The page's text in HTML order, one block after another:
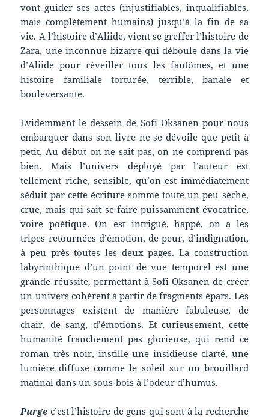
vont guider ses actes (injustifiables, inqualifiables,
mais complètement humains) jusqu’à la fin de sa
vie. A l’histoire d’Aliide, vient se greffer l’histoire de
Zara, une inconnue bizarre qui déboule dans la vie
d’Aliide pour réveiller tous les fantômes, et une
histoire familiale torturée, terrible, banale et
bouleversante.
Evidemment le dessein de Sofi Oksanen pour nous
embarquer dans son livre ne se dévoile que petit à
petit. Au début on ne sait pas, on ne comprend pas
bien. Mais l’univers déployé par l’auteur est
tellement riche, sensible, qu’on est immédiatement
séduit par cette écriture somme toute un peu sèche,
crue, mais qui sait se faire puissamment évocatrice,
voire poétique. On est intrigué, happé, on a les
tripes retournées d’émotion, de peur, d’indignation,
à peu près toutes les deux pages. La construction
labyrinthique d’un point de vue temporel est une
grande réussite, permettant à Sofi Oksanen de créer
un univers cohérent à partir de fragments épars. Les
personnages existent de manière fabuleuse, de
chair, de sang, d’émotions. Et curieusement, cette
humanité franchement pas glorieuse, qui rend ce
roman très noir, instille une insidieuse clarté, une
lumière diffuse comme le soleil sur un brouillard
matinal dans un sous-bois à l’odeur d’humus.
Purge c’est l’histoire de gens qui sont à la recherche